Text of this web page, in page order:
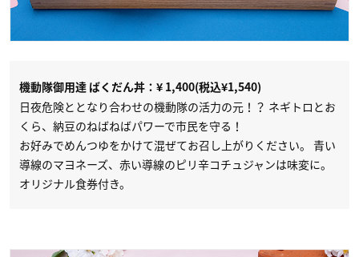
機動隊御用達 ばくだん丼：¥ 1,400(税込¥1,540)
日夜危険ととなり合わせの機動隊の活力の元！？ ネギトロとお
くら、納豆のねばねばパワーで市民を守る！
お好みでめんつゆをかけて混ぜてお召し上がりください。 青い
導線のマヨネーズ、赤い導線のピリ辛コチュジャンは味変に。
オリジナル食券付き。